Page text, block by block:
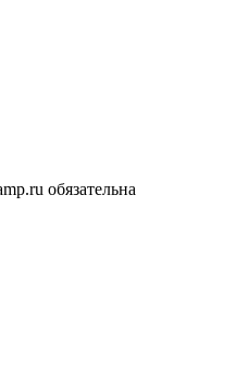
обязательна